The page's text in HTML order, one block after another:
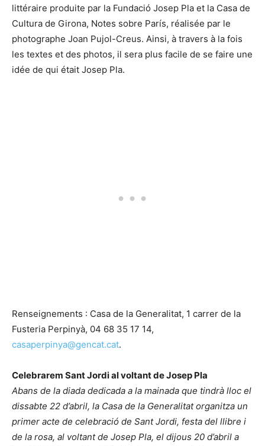
littéraire produite par la Fundació Josep Pla et la Casa de
Cultura de Girona, Notes sobre París, réalisée par le
photographe Joan Pujol-Creus. Ainsi, à travers à la fois
les textes et des photos, il sera plus facile de se faire une
idée de qui était Josep Pla.
Renseignements : Casa de la Generalitat, 1 carrer de la
Fusteria Perpinyà, 04 68 35 17 14,
casaperpinya@gencat.cat.
Celebrarem Sant Jordi al voltant de Josep Pla
Abans de la diada dedicada a la mainada que tindrà lloc el
dissabte 22 d’abril, la Casa de la Generalitat organitza un
primer acte de celebració de Sant Jordi, festa del llibre i
de la rosa, al voltant de Josep Pla, el dijous 20 d’abril a